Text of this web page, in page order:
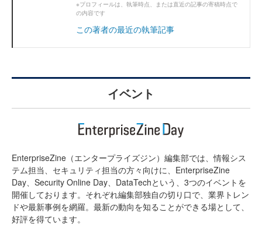
※プロフィールは、執筆時点、または直近の記事の寄稿時点で
の内容です
この著者の最近の執筆記事
イベント
EnterpriseZine（エンタープライズジン）編集部では、情報シス
テム担当、セキュリティ担当の方々向けに、EnterpriseZine
Day、Security Online Day、DataTechという、3つのイベントを
開催しております。それぞれ編集部独自の切り口で、業界トレン
ドや最新事例を網羅。最新の動向を知ることができる場として、
好評を得ています。